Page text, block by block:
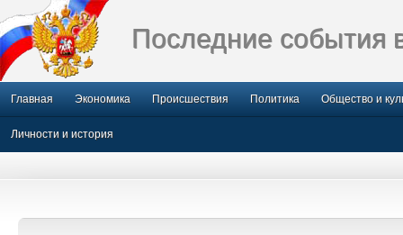
Последние события
Главная Экономика Происшествия Политика Общество и
Личности и история